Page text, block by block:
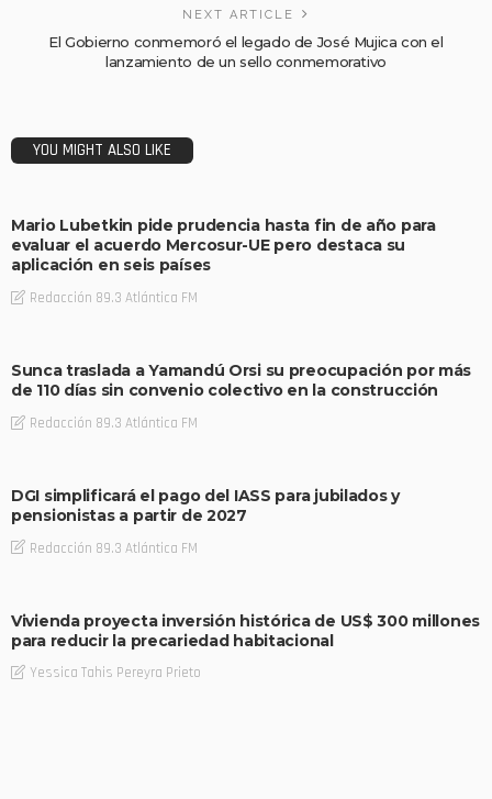
NEXT ARTICLE
El Gobierno conmemoró el legado de José Mujica con el
lanzamiento de un sello conmemorativo
YOU MIGHT ALSO LIKE
Mario Lubetkin pide prudencia hasta fin de año para
evaluar el acuerdo Mercosur-UE pero destaca su
aplicación en seis países
Redacción 89.3 Atlántica FM
Sunca traslada a Yamandú Orsi su preocupación por más
de 110 días sin convenio colectivo en la construcción
Redacción 89.3 Atlántica FM
DGI simplificará el pago del IASS para jubilados y
pensionistas a partir de 2027
Redacción 89.3 Atlántica FM
Vivienda proyecta inversión histórica de US$ 300 millones
para reducir la precariedad habitacional
Yessica Tahis Pereyra Prieto